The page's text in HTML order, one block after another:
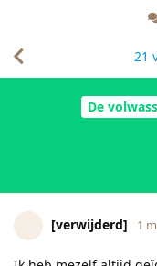
De
21
[verwijderd] 1